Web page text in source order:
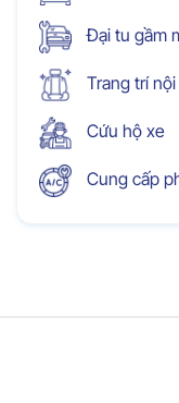
Đại tu gầm
Trang trí
Cứu hộ xe
Cung cấp